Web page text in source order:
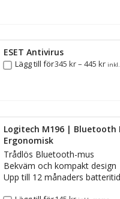
ESET Antivirus
Lägg till för345kr–445kr
Logitech M196 |
Ergonomisk
Trådlös Bluetooth-mus
Bekväm och kompakt design
Upp till 12 månaders batteritid